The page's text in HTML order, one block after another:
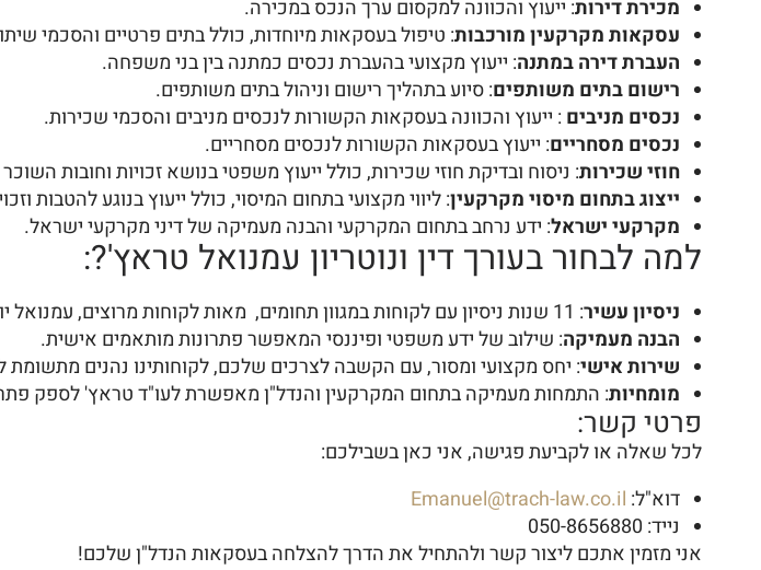
מכירת דירות: ייעוץ והכוונה למקסום ערך הנכס במכירה.
עסקאות מקרקעין מורכבות: טיפול בעסקאות מיוחדות, כולל בתים פרטיים והסכמי
העברת דירה במתנה: ייעוץ מקצועי בהעברת נכסים כמתנה בין בני משפחה.
רישום בתים משותפים: סיוע בתהליך רישום וניהול בתים משותפים.
נכסים מניבים : ייעוץ והכוונה בעסקאות הקשורות לנכסים מניבים והסכמי שכירות.
נכסים מסחריים: ייעוץ בעסקאות הקשורות לנכסים מסחריים.
חוזי שכירות: ניסוח ובדיקת חוזי שכירות, כולל ייעוץ משפטי בנושא זכויות וחובות
ייצוג בתחום מיסוי מקרקעין: ליווי מקצועי בתחום המיסוי, כולל ייעוץ בנוגע להטבות
מקרקעי ישראל: ידע נרחב בתחום המקרקעי והבנה מעמיקה של דיני מקרקעי ישראל.
למה לבחור בעורך דין ונוטריון עמנואל טראץ'?:
ניסיון עשיר: 11 שנות ניסיון עם לקוחות במגוון תחומים, מאות לקוחות מרוצים, עמנואל יודע כיצד לנהל מקרים מורכבים ולספק תוצאות מיטביות.
הבנה מעמיקה: שילוב של ידע משפטי ופיננסי המאפשר פתרונות מותאמים אישית.
שירות אישי: יחס מקצועי ומסור, עם הקשבה לצרכים שלכם, לקוחותינו נהנים מתשומת
מומחיות: התמחות מעמיקה בתחום המקרקעין והנדל"ן מאפשרת לעו"ד טראץ' לספק
פרטי קשר:
לכל שאלה או לקביעת פגישה, אני כאן בשבילכם:
דוא"ל: Emanuel@trach-law.co.il
נייד: 050-8656880
אני מזמין אתכם ליצור קשר ולהתחיל את הדרך להצלחה בעסקאות הנדל"ן שלכם!